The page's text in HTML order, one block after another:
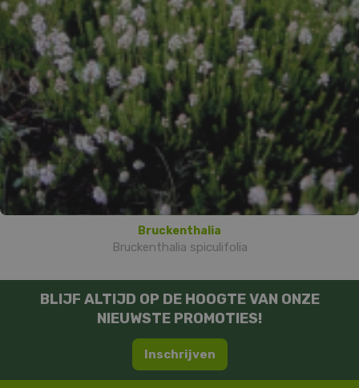
Bruckenthalia
Bruckenthalia spiculifolia
BLIJF ALTIJD OP DE HOOGTE VAN ONZE
NIEUWSTE PROMOTIES!
Inschrijven